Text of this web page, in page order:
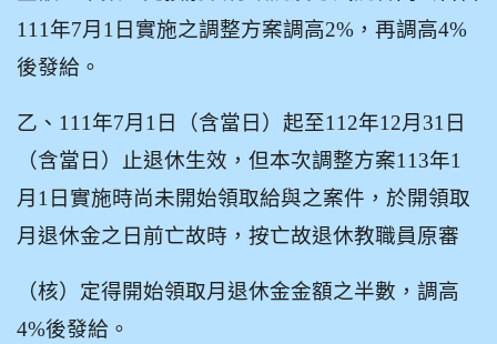
111年7月1日實施之調整方案調高2%，再調高4%
後發給。
乙、111年7月1日（含當日）起至112年12月31日
（含當日）止退休生效，但本次調整方案113年1
月1日實施時尚未開始領取給與之案件，於開領取
月退休金之日前亡故時，按亡故退休教職員原審
（核）定得開始領取月退休金金額之半數，調高
4%後發給。